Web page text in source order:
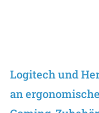
Logitech und
an